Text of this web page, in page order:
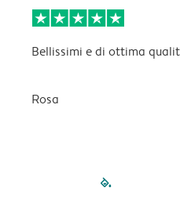
Bellissimi e di ottima
Rosa
filled-